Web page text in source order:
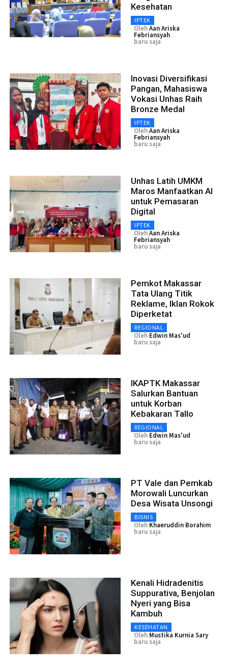
Kesehatan
IPTEK
OlehAan Ariska
Febriansyah
baru saja
Inovasi Diversifikasi
Pangan, Mahasiswa
Vokasi Unhas Raih
Bronze Medal
IPTEK
OlehAan Ariska
Febriansyah
baru saja
Unhas Latih UMKM
Maros Manfaatkan AI
untuk Pemasaran
Digital
IPTEK
OlehAan Ariska
Febriansyah
baru saja
Pemkot Makassar
Tata Ulang Titik
Reklame, Iklan Rokok
Diperketat
REGIONAL
Oleh Edwin Mas'ud
baru saja
IKAPTK Makassar
Salurkan Bantuan
untuk Korban
Kebakaran Tallo
REGIONAL
Oleh Edwin Mas'ud
baru saja
PT Vale dan Pemkab
Morowali Luncurkan
Desa Wisata Unsongi
BISNIS
Oleh Khaeruddin Borahim
baru saja
Kenali Hidradenitis
Suppurativa, Benjolan
Nyeri yang Bisa
Kambuh
KESEHATAN
Oleh Mustika Kurnia Sary
baru saja